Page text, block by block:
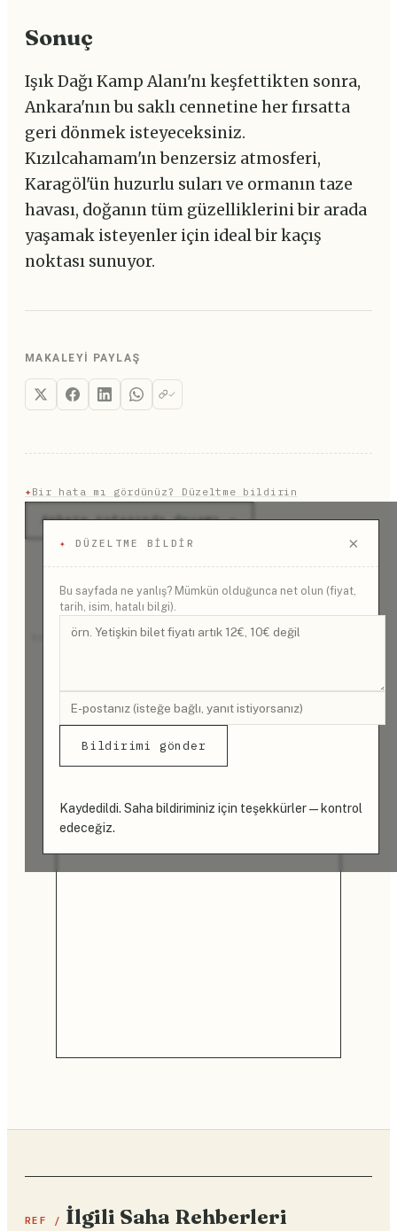
Sonuç
Işık Dağı Kamp Alanı'nı keşfettikten sonra,
Ankara'nın bu saklı cennetine her fırsatta
geri dönmek isteyeceksiniz.
Kızılcahamam'ın benzersiz atmosferi,
Karagöl'ün huzurlu suları ve ormanın taze
havası, doğanın tüm güzelliklerini bir arada
yaşamak isteyenler için ideal bir kaçış
noktası sunuyor.
MAKALEYI PAYLAŞ
✦Bir hata mı gördünüz? Düzeltme bildirin
✦ DÜZELTME BILDIR ×
Bu sayfada ne yanlış? Mümkün olduğunca net olun (fiyat,
tarih, isim, hatalı bilgi).
Bildirimi gönder
Kaydedildi. Saha bildiriminiz için teşekkürler — kontrol
edeceğiz.
Ankara rotasında devamı →
REKLAM
REF / İlgili Saha Rehberleri